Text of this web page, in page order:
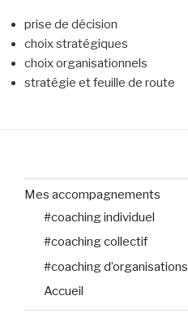
prise de décision
choix stratégiques
choix organisationnels
stratégie et feuille de route
Mes accompagnements
#coaching individuel
#coaching collectif
#coaching d’organisations
Accueil